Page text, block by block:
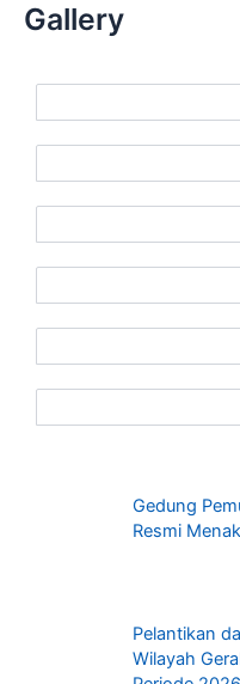
Gallery
Gedung
Resmi
Pelantikan
Wilayah